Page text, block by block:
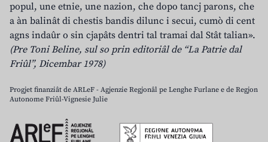
popul, une etnie, une nazion, che dopo tancj parons, che
a àn balinât di chestis bandis dilunc i secui, cumò di cent
agns indaûr o sin cjapâts dentri tal tramai dal Stât talian».
(Pre Toni Beline, sul so prin editoriâl de “La Patrie dal
Friûl”, Dicembar 1978)
Progjet finanziât de ARLeF - Agjenzie Regjonâl pe Lenghe Furlane e de Regjon
Autonome Friûl-Vignesie Julie